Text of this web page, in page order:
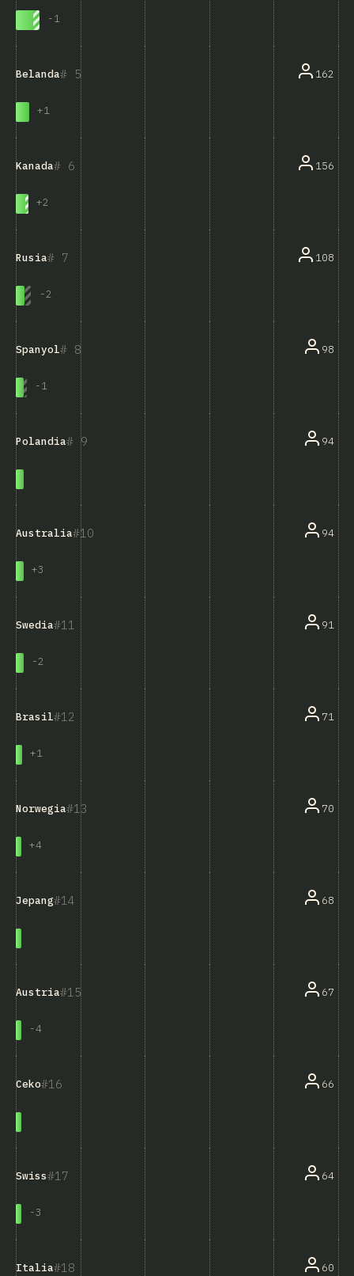
-1
5
Belanda
+1
162
6
Kanada
+2
156
7
Rusia
-2
108
8
Spanyol
-1
98
9
Polandia 94
10
Australia
+3
94
11
Swedia
-2
91
12
Brasil
+1
71
13
Norwegia
+4
70
14
Jepang 68
15
Austria
-4
67
16
Ceko 66
17
Swiss
-3
64
18
Italia 60